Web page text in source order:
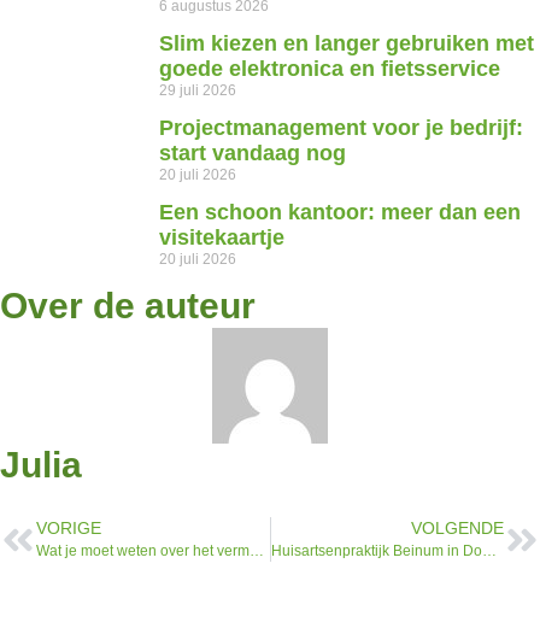
6 augustus 2026
Slim kiezen en langer gebruiken met
goede elektronica en fietsservice
29 juli 2026
Projectmanagement voor je bedrijf:
start vandaag nog
20 juli 2026
Een schoon kantoor: meer dan een
visitekaartje
20 juli 2026
Over de auteur
Julia
VORIGE
Wat je moet weten over het vermogen van Dave Maasland
VOLGENDE
Huisartsenpraktijk Beinum in Doesburg: alles wat je wilt weten